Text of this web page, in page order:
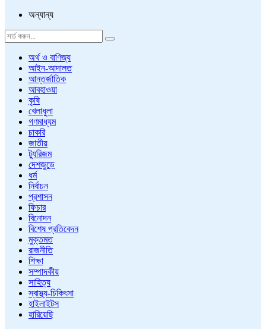
অন্যান্য
অর্থ ও বাণিজ্য
আইন-আদালত
আন্তর্জাতিক
আবহাওয়া
কৃষি
খেলাধুলা
গণমাধ্যম
চাকরি
জাতীয়
ট্যুরিজম
দেশজুড়ে
ধর্ম
নির্বাচন
প্রশাসন
ফিচার
বিনোদন
বিশেষ প্রতিবেদন
মুক্তমত
রাজনীতি
শিক্ষা
সম্পাদকীয়
সাহিত্য
স্বাস্থ্য-চিকিৎসা
হাইলাইটস
হারিয়েছি